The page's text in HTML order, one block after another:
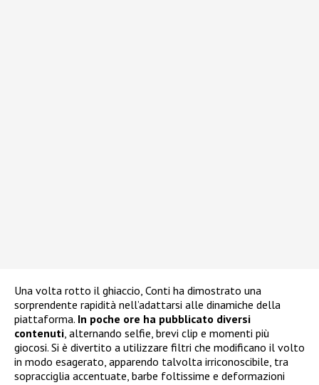
Una volta rotto il ghiaccio, Conti ha dimostrato una
sorprendente rapidità nell’adattarsi alle dinamiche della
piattaforma. In poche ore ha pubblicato diversi
contenuti , alternando selfie, brevi clip e momenti più
giocosi. Si è divertito a utilizzare filtri che modificano il volto
in modo esagerato, apparendo talvolta irriconoscibile, tra
sopracciglia accentuate, barbe foltissime e deformazioni